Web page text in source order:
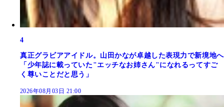
4
真正グラビアアイドル。山田かなが卓越した表現力で新境地へ
「少年誌に載っていた"エッチなお姉さん"になれるってすご
く尊いことだと思う」
2026年08月03日 21:00